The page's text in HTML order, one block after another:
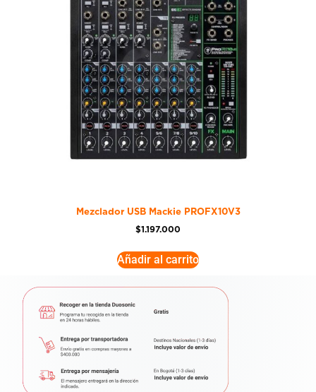
Mezclador USB Mackie PROFX10V3
$1.197.000
Añadir al carrito